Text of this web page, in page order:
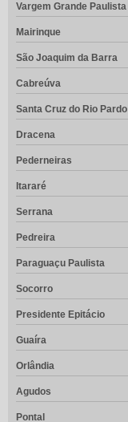
Vargem Grande Paulista
Mairinque
São Joaquim da Barra
Cabreúva
Santa Cruz do Rio Pardo
Dracena
Pederneiras
Itararé
Serrana
Pedreira
Paraguaçu Paulista
Socorro
Presidente Epitácio
Guaíra
Orlândia
Agudos
Pontal